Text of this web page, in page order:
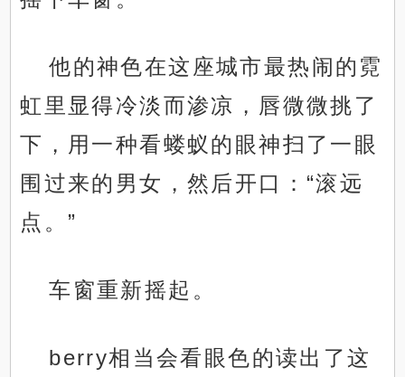
他的神色在这座城市最热闹的霓
虹里显得冷淡而渗凉，唇微微挑了
下，用一种看蝼蚁的眼神扫了一眼
围过来的男女，然后开口：“滚远
点。”
车窗重新摇起。
berry相当会看眼色的读出了这